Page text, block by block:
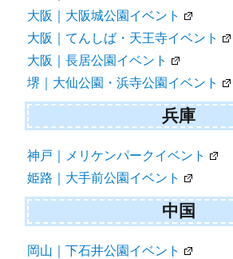
大阪｜大阪城公園イベント
大阪｜てんしば・天王寺イベント
大阪｜長居公園イベント
堺｜大仙公園・浜寺公園イベント
兵庫
神戸｜メリケンパークイベント
姫路｜大手前公園イベント
中国
岡山｜下石井公園イベント